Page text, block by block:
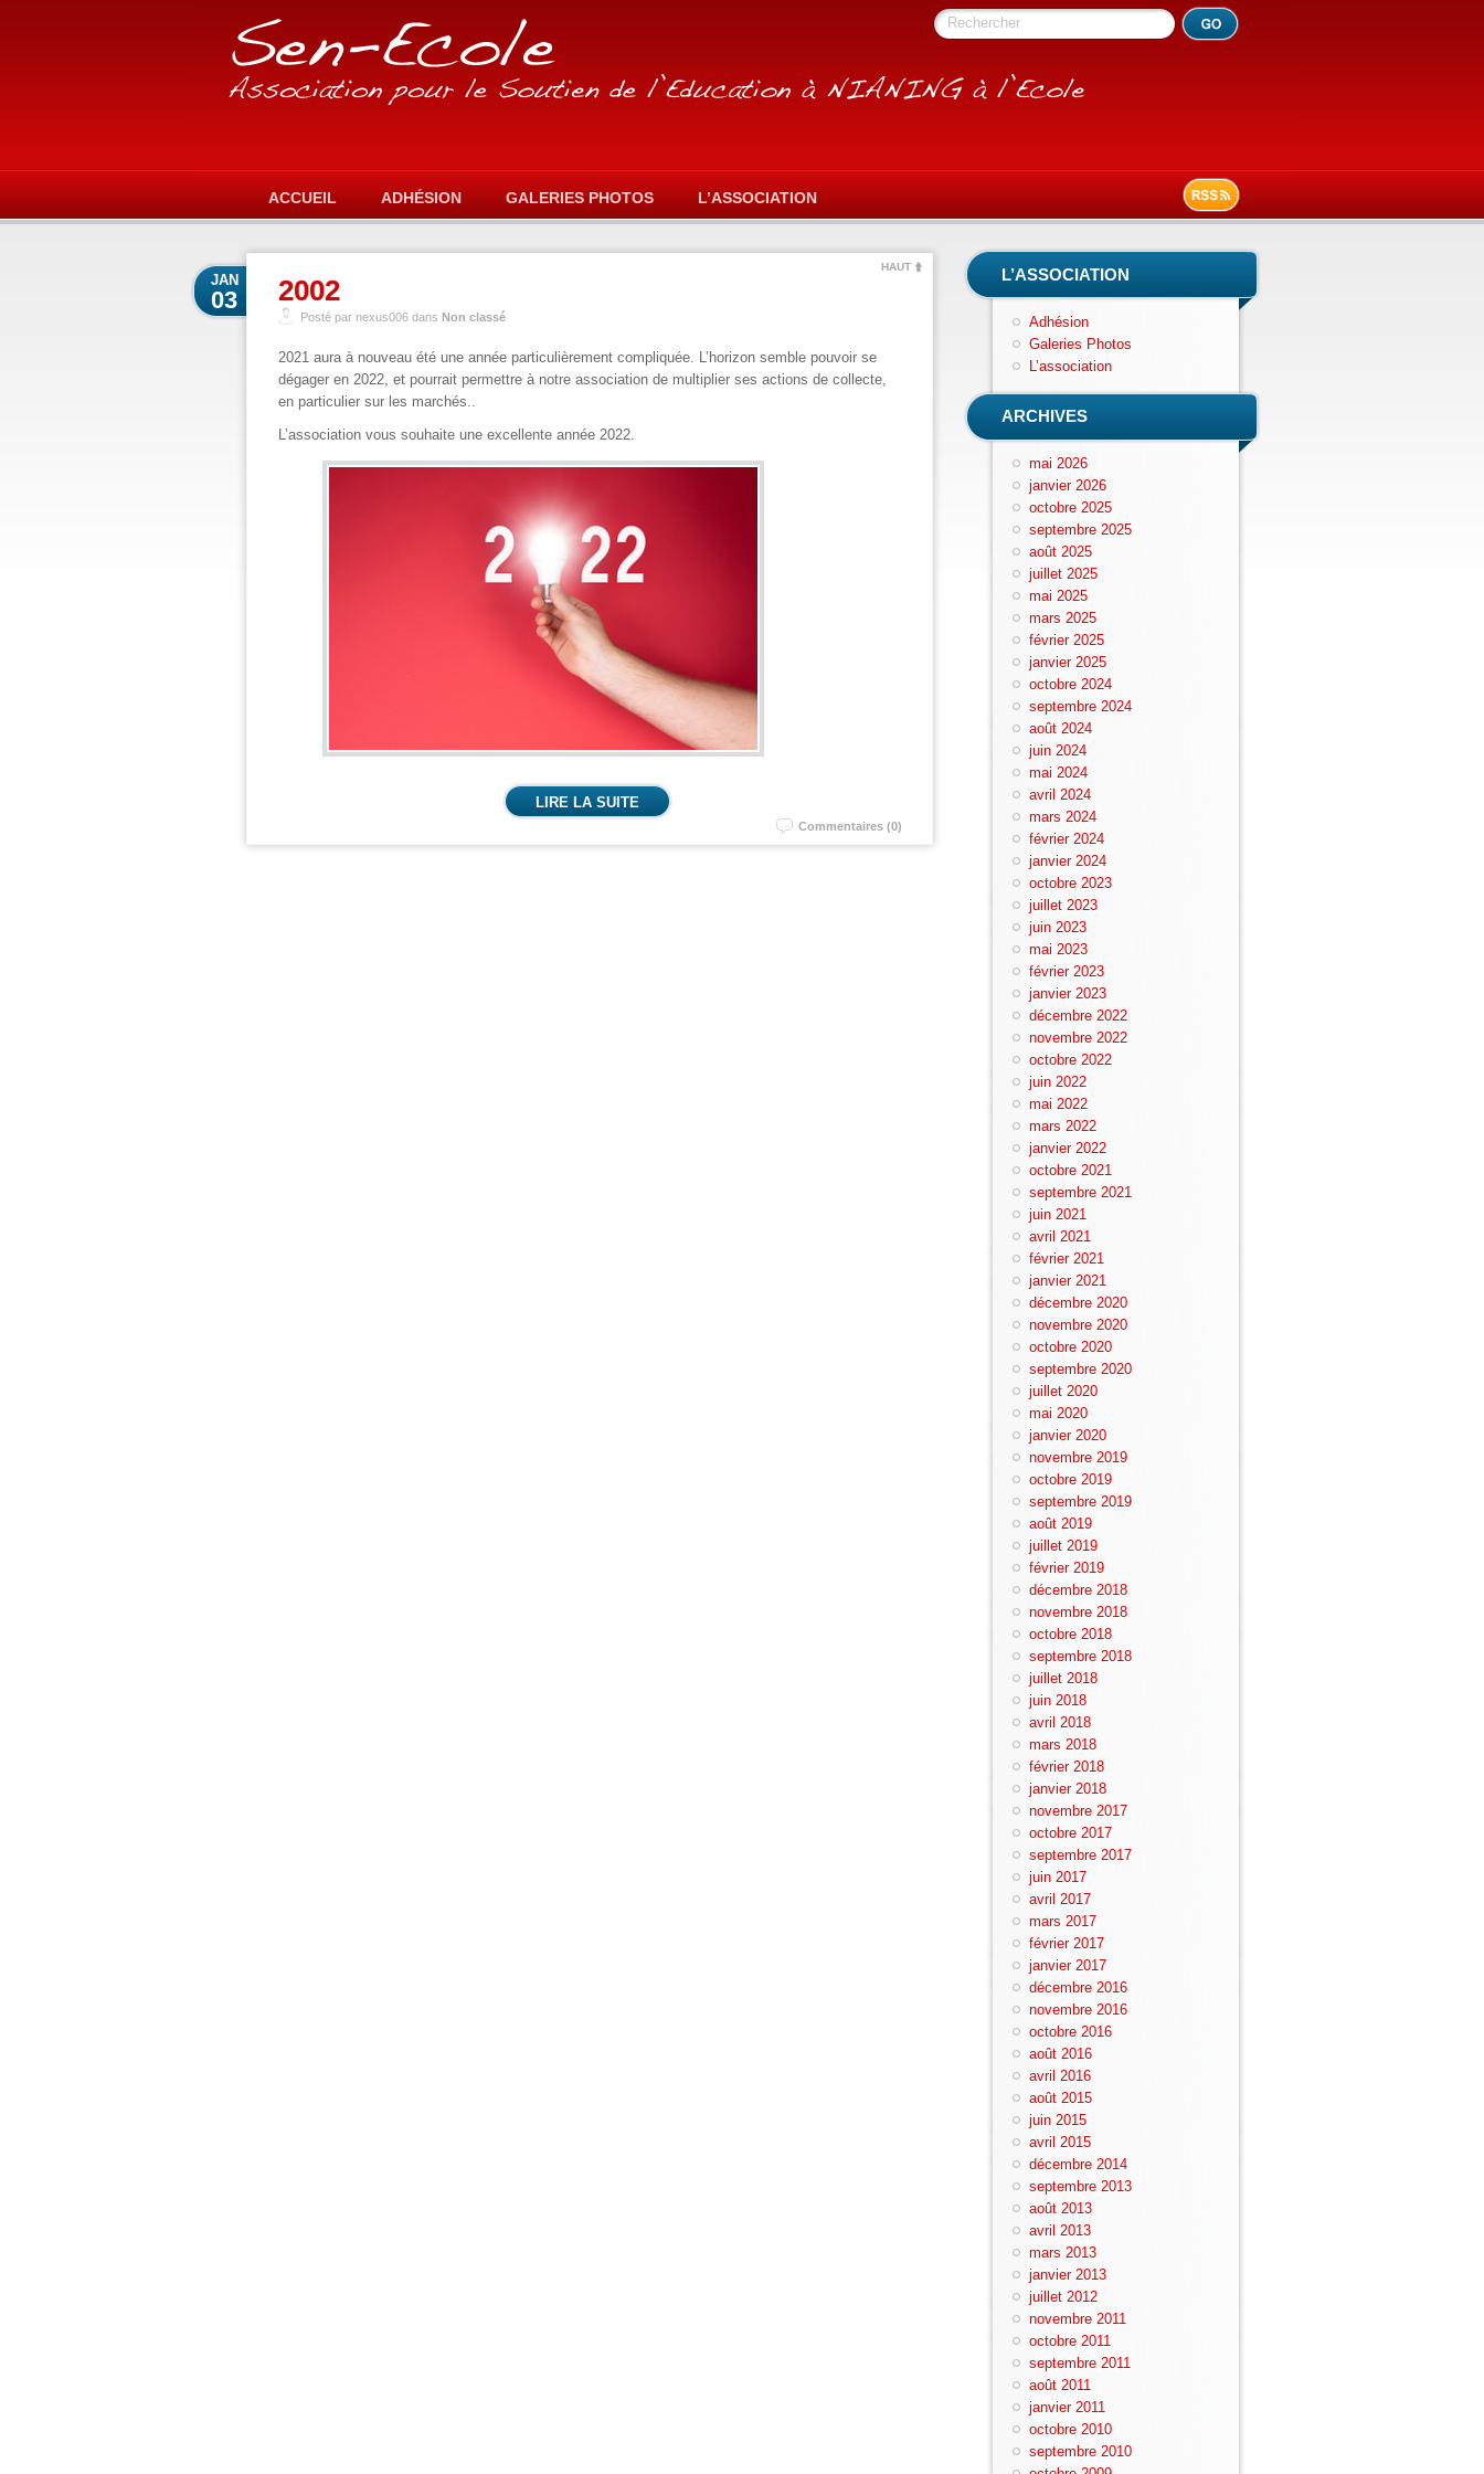
Rechercher
ACCUEIL ADHÉSION GALERIES PHOTOS L’ASSOCIATION
HAUT
2002
JAN
03
Posté par nexus006 dans Non classé
2021 aura à nouveau été une année particulièrement compliquée. L’horizon semble pouvoir se
dégager en 2022, et pourrait permettre à notre association de multiplier ses actions de collecte,
en particulier sur les marchés..
L’association vous souhaite une excellente année 2022.
LIRE LA SUITE
Commentaires (0)
L’ASSOCIATION
Adhésion
Galeries Photos
L’association
ARCHIVES
mai 2026
janvier 2026
octobre 2025
septembre 2025
août 2025
juillet 2025
mai 2025
mars 2025
février 2025
janvier 2025
octobre 2024
septembre 2024
août 2024
juin 2024
mai 2024
avril 2024
mars 2024
février 2024
janvier 2024
octobre 2023
juillet 2023
juin 2023
mai 2023
février 2023
janvier 2023
décembre 2022
novembre 2022
octobre 2022
juin 2022
mai 2022
mars 2022
janvier 2022
octobre 2021
septembre 2021
juin 2021
avril 2021
février 2021
janvier 2021
décembre 2020
novembre 2020
octobre 2020
septembre 2020
juillet 2020
mai 2020
janvier 2020
novembre 2019
octobre 2019
septembre 2019
août 2019
juillet 2019
février 2019
décembre 2018
novembre 2018
octobre 2018
septembre 2018
juillet 2018
juin 2018
avril 2018
mars 2018
février 2018
janvier 2018
novembre 2017
octobre 2017
septembre 2017
juin 2017
avril 2017
mars 2017
février 2017
janvier 2017
décembre 2016
novembre 2016
octobre 2016
août 2016
avril 2016
août 2015
juin 2015
avril 2015
décembre 2014
septembre 2013
août 2013
avril 2013
mars 2013
janvier 2013
juillet 2012
novembre 2011
octobre 2011
septembre 2011
août 2011
janvier 2011
octobre 2010
septembre 2010